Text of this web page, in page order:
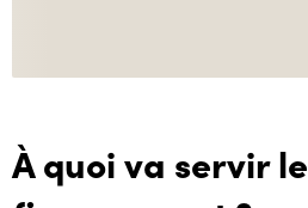
À quoi va servir le